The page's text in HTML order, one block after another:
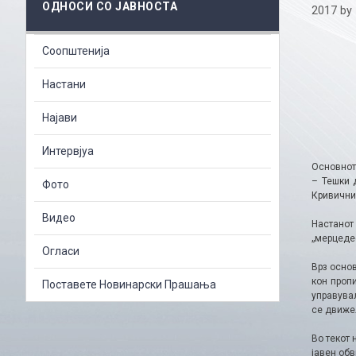
2017 by
– Тешки
Врз
кон
се
Во текот
јавен
ОДНОСИ СО ЈАВНОСТА
Соопштенија
Настани
Најави
Интервјуа
Фото
Видео
Огласи
Поставете Новинарски Прашања